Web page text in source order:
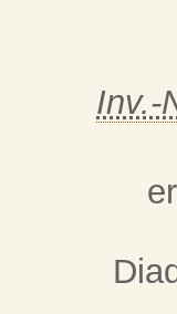
Inv.-